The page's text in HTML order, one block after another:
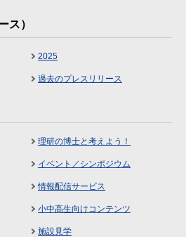
ス）
2025
過去のプレスリリース
理研の博士と考えよう！
イベント／シンポジウム
情報配信サービス
小中高生向けコンテンツ
施設見学